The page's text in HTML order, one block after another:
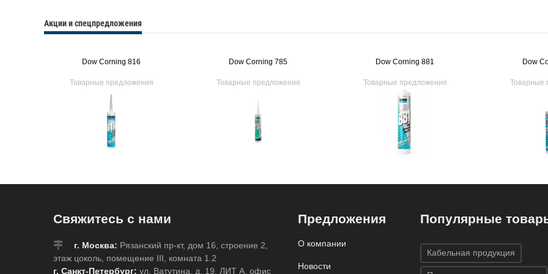
Акции и спецпредложения
Dow Corning 816
Товарные предложения
Dow Corning 785
Товарные предложения
Dow Corning 881
Товарные предложения
Dow
Товарные
Свяжитесь с нами
г. Москва: Рязанский пр-кт, дом 16, строение 2,
этаж цоколь, помещение III, комната 1.2
г. Санкт-Петербург: ул. Ватутина, д. 19, ЛИТ А, офис
Предложения
О компании
Новости
Популярные
Кабельная продукция